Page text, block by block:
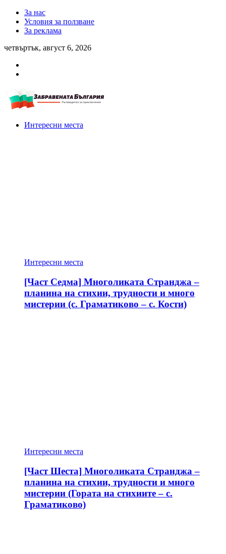
За нас
Условия за ползване
За реклама
четвъртък, август 6, 2026
Интересни места
Интересни места
[Част Седма] Многоликата Странджа –
планина на стихии, трудности и много
мистерии (с. Граматиково – с. Кости)
Интересни места
[Част Шеста] Многоликата Странджа –
планина на стихии, трудности и много
мистерии (Гората на стихиите – с.
Граматиково)